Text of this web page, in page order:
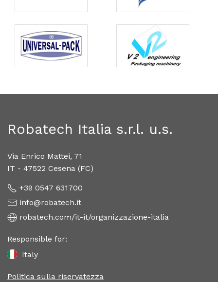
Robatech Italia s.r.l. u.s.
Via Enrico Mattei, 71
IT - 47522 Cesena (FC)
+39 0547 631700
info@robatech.it
robatech.com/it-it/organizzazione-italia
Responsible for:
Italy
Politica sulla riservatezza